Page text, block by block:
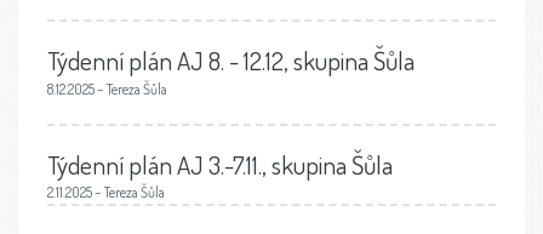
Týdenní plán AJ 8. - 12.12, skupina Šůla
8.12.2025 – Tereza Šůla
Týdenní plán AJ 3.-7.11., skupina Šůla
2.11.2025 – Tereza Šůla